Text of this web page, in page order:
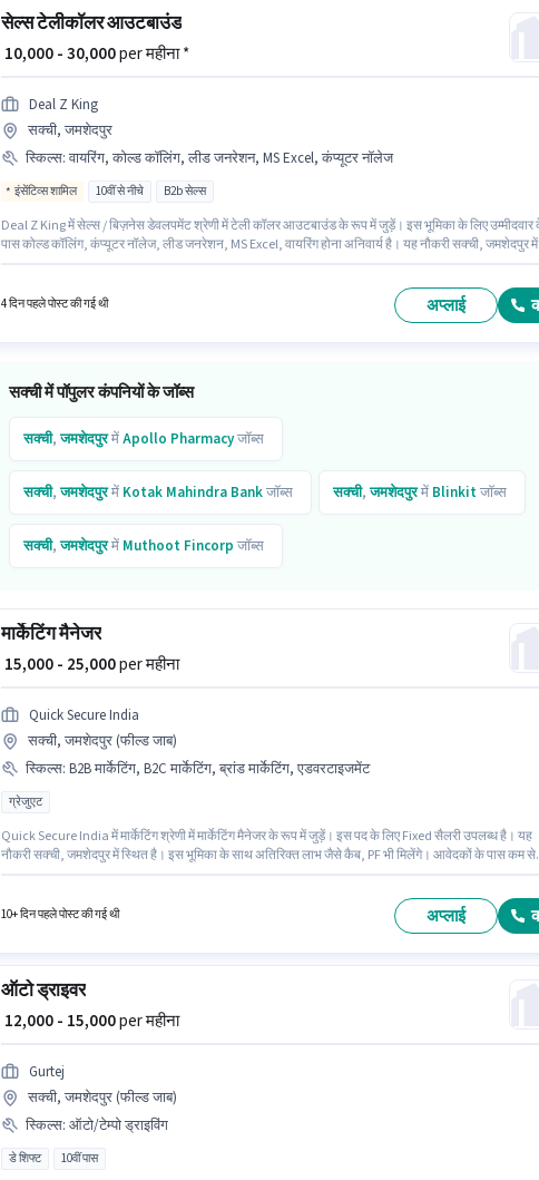
सेल्स टेलीकॉलर आउटबाउंड
₹ 10,000 - 30,000per महीना *
Deal Z King
सक्ची, जमशेदपुर
स्किल्स: वायरिंग, कोल्ड कॉलिंग, लीड जनरेशन, MS Excel, कंप्यूटर नॉलेज
इंसेंटिव्स शामिल 10वीं से नीचे B2b सेल्स
Deal Z King में सेल्स / बिज़नेस डेवलपमेंट श्रेणी में टेली कॉलर आउटबाउंड के रूप में जुड़ें। इस भूमिका के लिए उम्मीदवार
पास कोल्ड कॉलिंग, कंप्यूटर नॉलेज, लीड जनरेशन, MS Excel, वायरिंग होना अनिवार्य है। यह नौकरी सक्ची, जमशेदपुर में
4 दिन पहले पोस्ट की गई थी अप्लाई
सक्ची में पॉपुलर कंपनियों के जॉब्स
सक्ची,जमशेदपुरमेंApollo Pharmacyजॉब्स
सक्ची,जमशेदपुरमें Kotak Mahindra Bankजॉब्स सक्ची,जमशेदपुरमें Blinkitजॉब्स
सक्ची,जमशेदपुरमें Muthoot Fincorp जॉब्स
मार्केटिंग मैनेजर
₹ 15,000 - 25,000per महीना
Quick Secure India
सक्ची, जमशेदपुर (फील्ड जाब)
स्किल्स: B2B मार्केटिंग, B2C मार्केटिंग, ब्रांड मार्केटिंग, एडवरटाइजमेंट
ग्रेजुएट
Quick Secure India में मार्केटिंग श्रेणी में मार्केटिंग मैनेजर के रूप में जुड़ें। इस पद के लिए Fixed सैलरी उपलब्ध है। यह
नौकरी सक्ची, जमशेदपुर में स्थित है। इस भूमिका के साथ अतिरिक्त लाभ जैसे कैब, PF भी मिलेंगे। आवेदकों के पास कम से
10+ दिन पहले पोस्ट की गई थी अप्लाई
ऑटो ड्राइवर
₹ 12,000 - 15,000per महीना
Gurtej
सक्ची, जमशेदपुर (फील्ड जाब)
स्किल्स: ऑटो/टेम्पो ड्राइविंग
डे शिफ्ट 10वीं पास